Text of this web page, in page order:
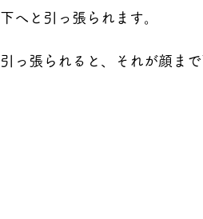
へと引っ張られます。
っ張られると、それが顔ま